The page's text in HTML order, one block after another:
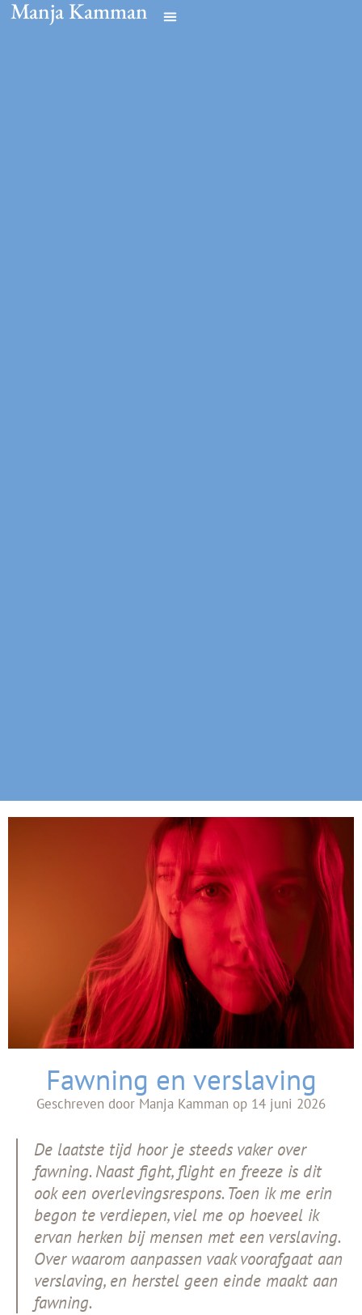
Manja Kamman
Fawning en verslaving
Geschreven door Manja Kamman op 14 juni 2026
De laatste tijd hoor je steeds vaker over
fawning. Naast fight, flight en freeze is dit
ook een overlevingsrespons. Toen ik me erin
begon te verdiepen, viel me op hoeveel ik
ervan herken bij mensen met een verslaving.
Over waarom aanpassen vaak voorafgaat aan
verslaving, en herstel geen einde maakt aan
fawning.